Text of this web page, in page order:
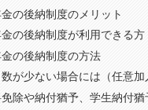
の後納制度のメリット
金の後納制度が利用できる方
金の後納制度の方法
が少ない場合には（任意
除や納付猶予、学生納付